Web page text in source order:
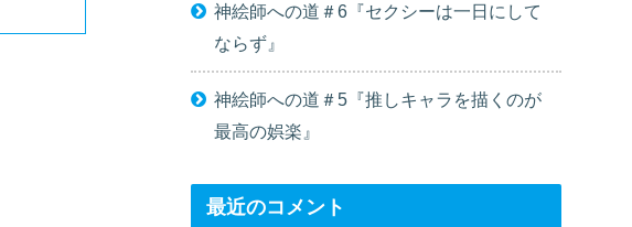
神絵師への道＃6『セクシーは一日にして
ならず』
神絵師への道＃5『推しキャラを描くのが
最高の娯楽』
最近のコメント